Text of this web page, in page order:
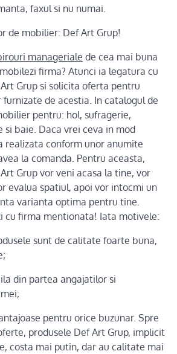
faxul si nu numai.
de mobilier: Def Art Grup!
manageriale de cea mai buna
firma? Atunci ia legatura cu
Grup si solicita oferta pentru
de acestia. In catalogul de
pentru: hol, sufragerie,
baie. Daca vrei ceva in mod
realizata conform unor anumite
la comanda. Pentru aceasta,
Grup vor veni acasa la tine, vor
evalua spatiul, apoi vor intocmi un
varianta optima pentru tine.
cu firma mentionata! Iata motivele:
sunt de calitate foarte buna,
din partea angajatilor si
pentru orice buzunar. Spre
produsele Def Art Grup, implicit
costa mai putin, dar au calitate mai